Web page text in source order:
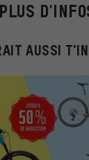
PLUS
AUSSI